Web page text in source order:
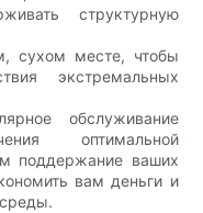
структурную
сухом месте, чтобы
экстремальных
обслуживание
оптимальной
поддержание ваших
вам деньги и